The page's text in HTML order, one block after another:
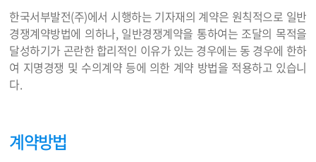
한국서부발전(주)에서 시행하는 기자재의 계약은 원칙적으로 일반
경쟁계약방법에 의하나, 일반경쟁계약을 통하여는 조달의 목적을
달성하기가 곤란한 합리적인 이유가 있는 경우에는 동 경우에 한하
여 지명경쟁 및 수의계약 등에 의한 계약 방법을 적용하고 있습니
다.
계약방법